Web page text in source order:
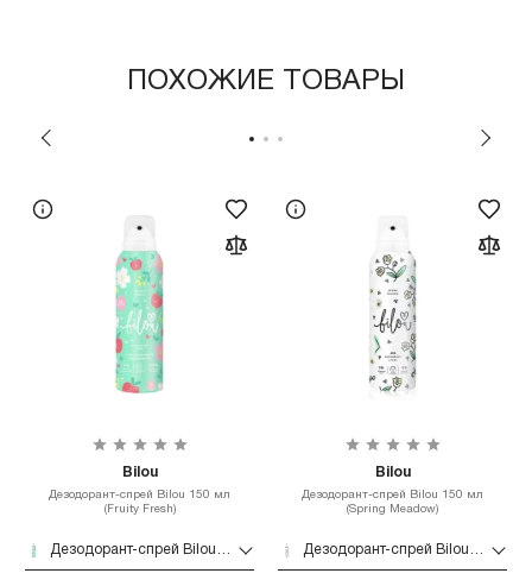
ПОХОЖИЕ ТОВАРЫ
Bilou
Дезодорант-спрей Bilou 150 мл
(Fruity Fresh)
Дезодорант-спрей Bilou 150 мл (Fruity Fresh)
Bilou
Дезодорант-спрей Bilou 150 мл
(Spring Meadow)
Дезодорант-спрей Bilou 150 мл (Spring Meadow)